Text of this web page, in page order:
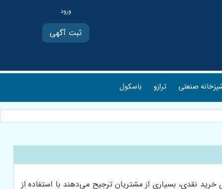
ثبت آگهی
صنعتی ترازو باسکول
نقدی، بسیاری از مشتریان ترجیح می‌دهند با استفاده از